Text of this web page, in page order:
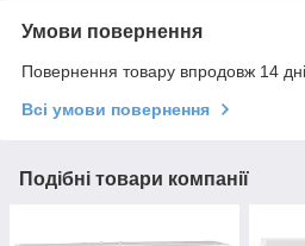
Умови повернення
Повернення товару впродовж 14
Всі умови повернення
Подібні товари компанії